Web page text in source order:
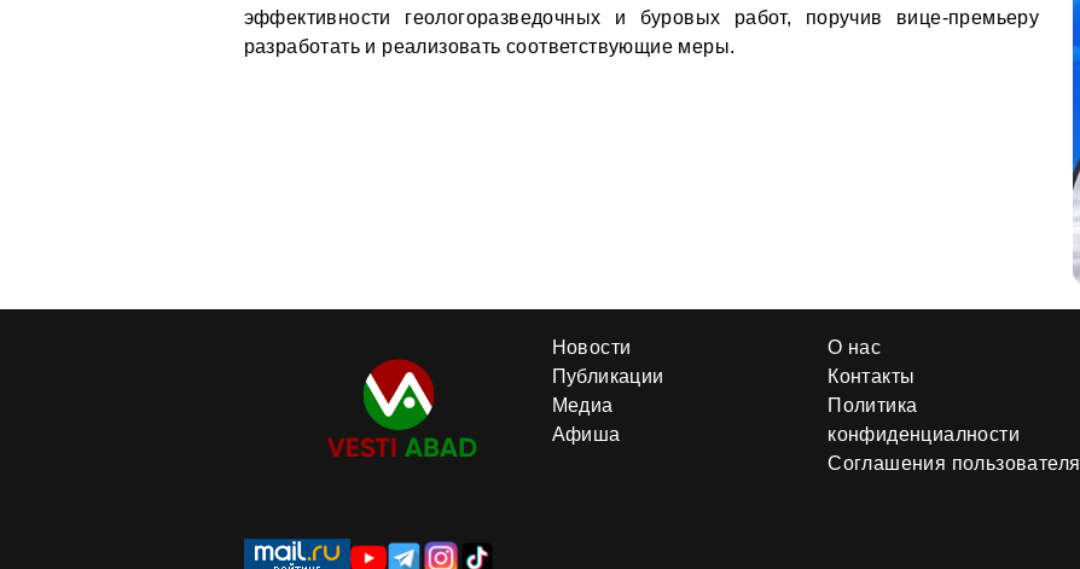
эффективности геологоразведочных и буровых работ, поручив вице-премьеру
разработать и реализовать соответствующие меры.
Новости
Публикации
Медиа
Афиша
О нас
Контакты
Политика
конфиденциалности
Соглашения пользователя